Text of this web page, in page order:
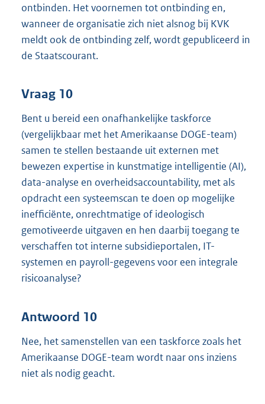
ontbinden. Het voornemen tot ontbinding en,
wanneer de organisatie zich niet alsnog bij KVK
meldt ook de ontbinding zelf, wordt gepubliceerd in
de Staatscourant.
Vraag 10
Bent u bereid een onafhankelijke taskforce
(vergelijkbaar met het Amerikaanse DOGE-team)
samen te stellen bestaande uit externen met
bewezen expertise in kunstmatige intelligentie (AI),
data-analyse en overheidsaccountability, met als
opdracht een systeemscan te doen op mogelijke
inefficiënte, onrechtmatige of ideologisch
gemotiveerde uitgaven en hen daarbij toegang te
verschaffen tot interne subsidieportalen, IT-
systemen en payroll-gegevens voor een integrale
risicoanalyse?
Antwoord 10
Nee, het samenstellen van een taskforce zoals het
Amerikaanse DOGE-team wordt naar ons inziens
niet als nodig geacht.